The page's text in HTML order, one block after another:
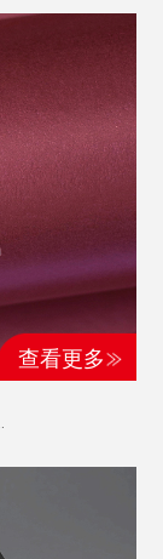
查看更多